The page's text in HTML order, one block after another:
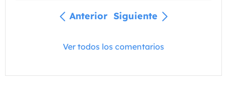
Anterior Siguiente
Ver todos los comentarios